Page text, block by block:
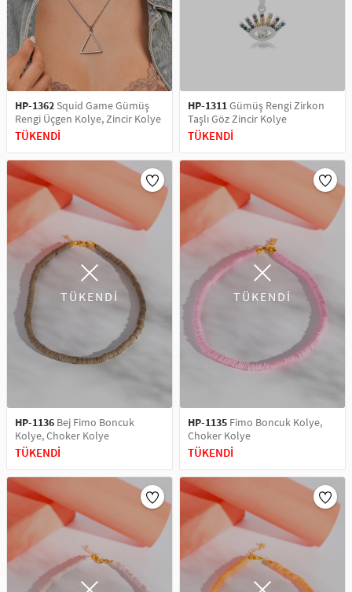
SAÇ AKSESUARLARI
GELİN / DÜĞÜN AKSESUARLARI
TELEFON ASKISI
MAKYAJ ÇANTASI
ŞAL VE FULAR
ODA KOKUSU VE MUM
PARTİ SÜSLERİ
YILBAŞI ÜRÜNLERİ
KULLAN AT TABAK BARDAK SETİ
HP-1362 Squid Game Gümüş
Rengi Üçgen Kolye, Zincir Kolye
TÜKENDİ
HP-1311Gümüş Rengi Zirkon
Taşlı Göz Zincir Kolye
TÜKENDİ
TÜKENDİ
HP-1136 Bej Fimo Boncuk
Kolye, Choker Kolye
TÜKENDİ
TÜKENDİ
HP-1135 Fimo Boncuk Kolye,
Choker Kolye
TÜKENDİ